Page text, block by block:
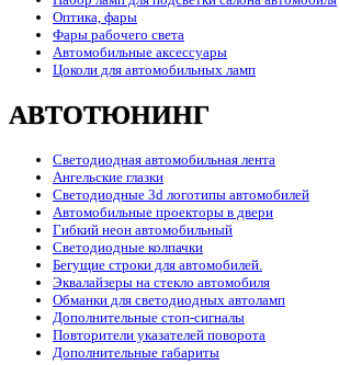
Оптика, фары
Фары рабочего света
Автомобильные аксессуары
Цоколи для автомобильных ламп
АВТОТЮНИНГ
Светодиодная автомобильная лента
Ангельские глазки
Светодиодные 3d логотипы автомобилей
Автомобильные проекторы в двери
Гибкий неон автомобильный
Светодиодные колпачки
Бегущие строки для автомобилей.
Эквалайзеры на стекло автомобиля
Обманки для светодиодных автоламп
Дополнительные стоп-сигналы
Повторители указателей поворота
Дополнительные габариты